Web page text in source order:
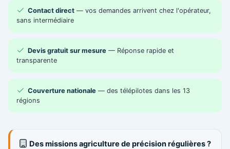
Contact direct — vos demandes arrivent chez l'opérateur,
sans intermédiaire
Devis gratuit sur mesure — Réponse rapide et
transparente
Couverture nationale — des télépilotes dans les 13
régions
Des missions agriculture de précision régulières ?